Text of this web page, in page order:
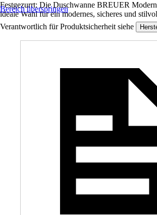
Festgezurrt: Die Duschwanne BREUER
ideale Wahl für ein modernes, sicheres und
Bereich überspringen
Verantwortlich für Produktsicherheit siehe